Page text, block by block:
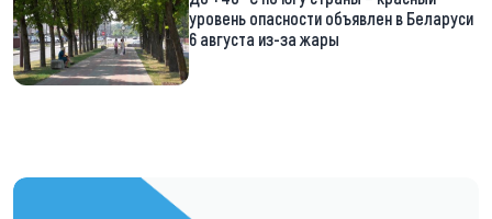
уровень опасности объявлен в Беларуси
6 августа из-за жары
https://t.me/minskctvby